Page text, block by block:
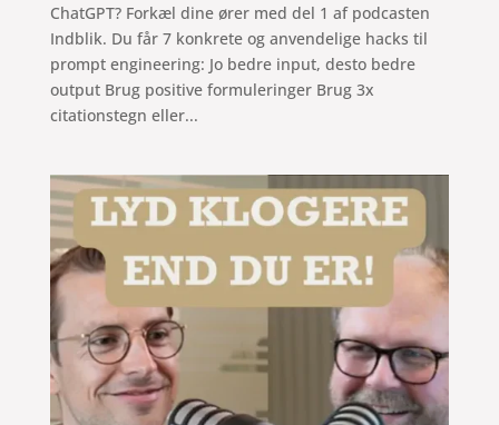
ChatGPT? Forkæl dine ører med del 1 af podcasten
Indblik. Du får 7 konkrete og anvendelige hacks til
prompt engineering: Jo bedre input, desto bedre
output Brug positive formuleringer Brug 3x
citationstegn eller...